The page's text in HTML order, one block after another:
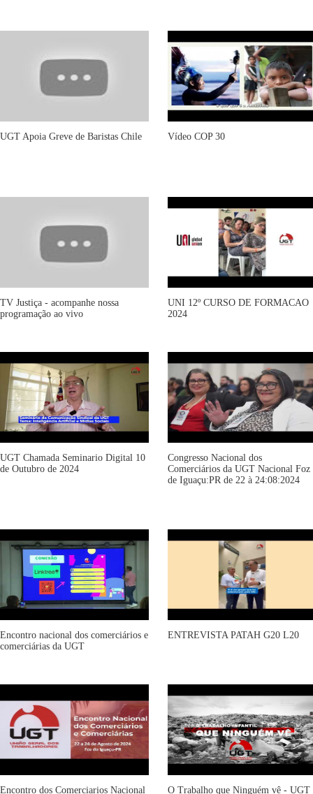
UGT Apoia Greve de Baristas Chile Vídeo COP 30
TV Justiça - acompanhe nossa
programação ao vivo
UNI 12º CURSO DE FORMACAO
2024
UGT Chamada Seminario Digital 10
de Outubro de 2024
Congresso Nacional dos
Comerciários da UGT Nacional Foz
de Iguaçu:PR de 22 à 24:08:2024
Encontro nacional dos comerciários e
comerciárias da UGT
ENTREVISTA PATAH G20 L20
Encontro dos Comerciarios Nacional
O Trabalho que Ninguém vê - UGT